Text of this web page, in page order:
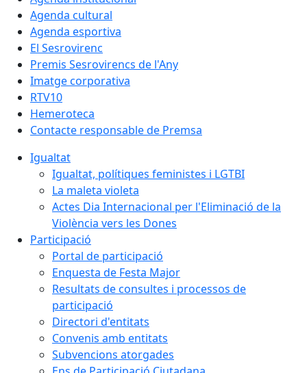
Agenda cultural
Agenda esportiva
El Sesrovirenc
Premis Sesrovirencs de l'Any
Imatge corporativa
RTV10
Hemeroteca
Contacte responsable de Premsa
Igualtat
Igualtat, polítiques feministes i LGTBI
La maleta violeta
Actes Dia Internacional per l'Eliminació de la
Violència vers les Dones
Participació
Portal de participació
Enquesta de Festa Major
Resultats de consultes i processos de
participació
Directori d'entitats
Convenis amb entitats
Subvencions atorgades